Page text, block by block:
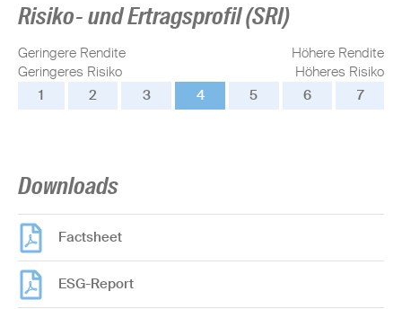
Risiko- und Ertragsprofil (SRI)
Geringere Rendite
Geringeres Risiko
Höhere Rendite
Höheres Risiko
1
2 3 4 5 6 7
Downloads
Factsheet
ESG-Report